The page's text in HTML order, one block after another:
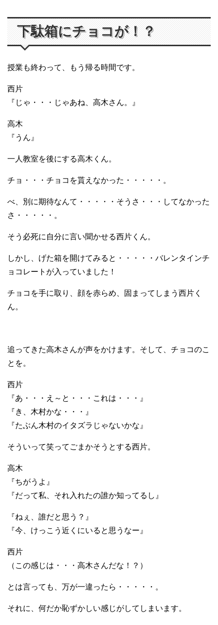
下駄箱にチョコが！？
授業も終わって、もう帰る時間です。
西片
『じゃ・・・じゃあね、高木さん。』
高木
『うん』
一人教室を後にする高木くん。
チョ・・・チョコを貰えなかった・・・・・。
べ、別に期待なんて・・・・・そうさ・・・してなかった
さ・・・・・。
そう必死に自分に言い聞かせる西片くん。
しかし、げた箱を開けてみると・・・・・バレンタインチ
ョコレートが入っていました！
チョコを手に取り、顔を赤らめ、固まってしまう西片く
ん。
追ってきた高木さんが声をかけます。そして、チョコのこ
とを。
西片
『あ・・・え～と・・・これは・・・』
『き、木村かな・・・』
『たぶん木村のイタズラじゃないかな』
そういって笑ってごまかそうとする西片。
高木
『ちがうよ』
『だって私、それ入れたの誰か知ってるし』
『ねぇ、誰だと思う？』
『今、けっこう近くにいると思うなー』
西片
（この感じは・・・高木さんだな！？）
とは言っても、万が一違ったら・・・・・。
それに、何だか恥ずかしい感じがしてしまいます。